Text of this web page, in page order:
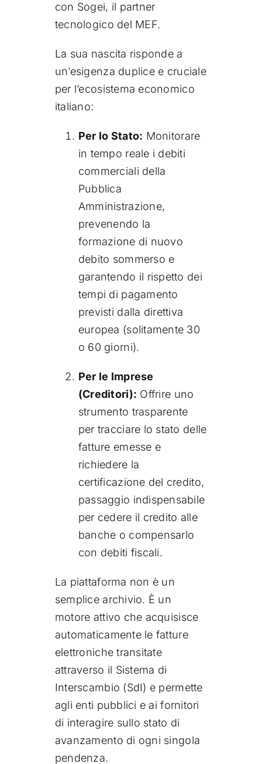
con Sogei, il partner
tecnologico del MEF.
La sua nascita risponde a
un’esigenza duplice e cruciale
per l’ecosistema economico
italiano:
Per lo Stato: Monitorare
in tempo reale i debiti
commerciali della
Pubblica
Amministrazione,
prevenendo la
formazione di nuovo
debito sommerso e
garantendo il rispetto dei
tempi di pagamento
previsti dalla direttiva
europea (solitamente 30
o 60 giorni).
Per le Imprese
(Creditori): Offrire uno
strumento trasparente
per tracciare lo stato delle
fatture emesse e
richiedere la
certificazione del credito,
passaggio indispensabile
per cedere il credito alle
banche o compensarlo
con debiti fiscali.
La piattaforma non è un
semplice archivio. È un
motore attivo che acquisisce
automaticamente le fatture
elettroniche transitate
attraverso il Sistema di
Interscambio (SdI) e permette
agli enti pubblici e ai fornitori
di interagire sullo stato di
avanzamento di ogni singola
pendenza.